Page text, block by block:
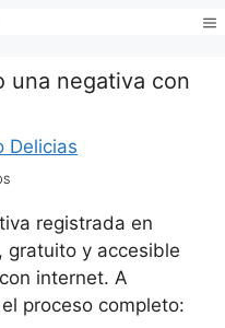
una negativa con
Delicias
registrada en
gratuito y accesible
internet. A
proceso completo: